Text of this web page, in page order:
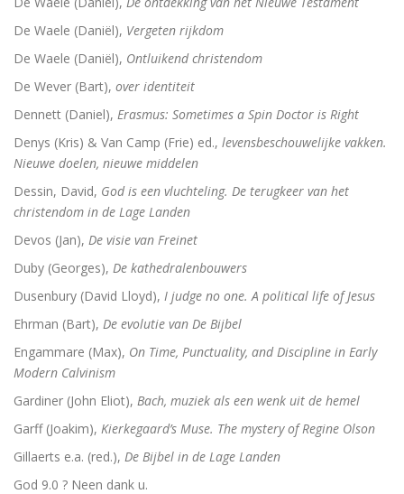
De Waele (Daniël), Vergeten rijkdom
De Waele (Daniël), Ontluikend christendom
De Wever (Bart), over identiteit
Dennett (Daniel), Erasmus: Sometimes a Spin Doctor is Right
Denys (Kris) & Van Camp (Frie) ed., levensbeschouwelijke vakken.
Nieuwe doelen, nieuwe middelen
Dessin, David, God is een vluchteling. De terugkeer van het
christendom in de Lage Landen
Devos (Jan), De visie van Freinet
Duby (Georges), De kathedralenbouwers
Dusenbury (David Lloyd), I judge no one. A political life of Jesus
Ehrman (Bart), De evolutie van De Bijbel
Engammare (Max), On Time, Punctuality, and Discipline in Early
Modern Calvinism
Gardiner (John Eliot), Bach, muziek als een wenk uit de hemel
Garff (Joakim), Kierkegaard’s Muse. The mystery of Regine Olson
Gillaerts e.a. (red.), De Bijbel in de Lage Landen
God 9.0 ? Neen dank u.